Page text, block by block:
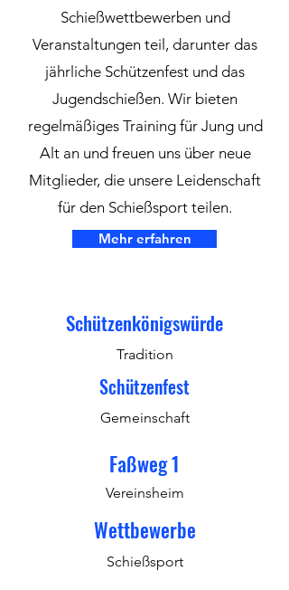
Schießwettbewerben und
Veranstaltungen teil, darunter das
jährliche Schützenfest und das
Jugendschießen. Wir bieten
regelmäßiges Training für Jung und
Alt an und freuen uns über neue
Mitglieder, die unsere Leidenschaft
für den Schießsport teilen.
Mehr erfahren
Schützenkönigswürde
Tradition
Schützenfest
Gemeinschaft
Faßweg 1
Vereinsheim
Wettbewerbe
Schießsport